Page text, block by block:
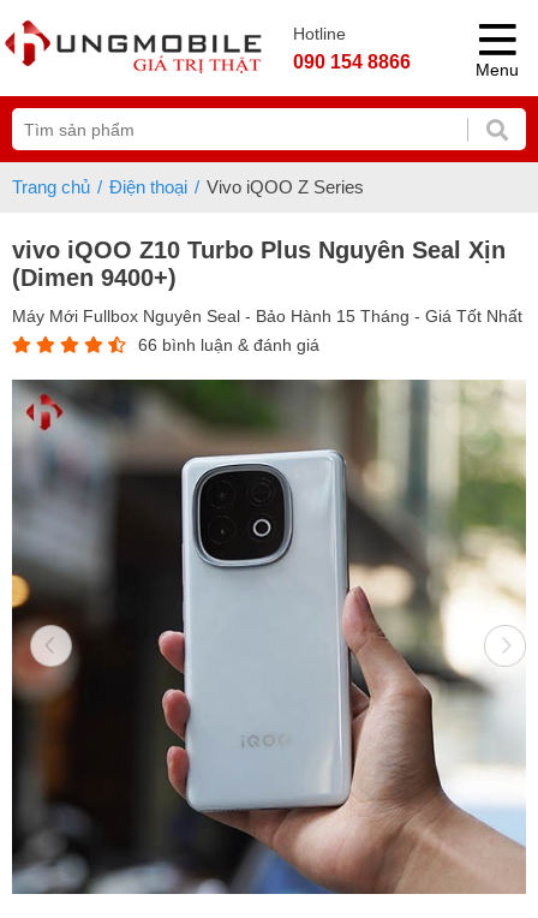
Hotline
090 154 8866 Menu
Trang chủ Điện thoại Vivo iQOO Z Series
vivo iQOO Z10 Turbo Plus Nguyên Seal Xịn
(Dimen 9400+)
Máy Mới Fullbox Nguyên Seal - Bảo Hành 15 Tháng - Giá Tốt Nhất
66 bình luận & đánh giá